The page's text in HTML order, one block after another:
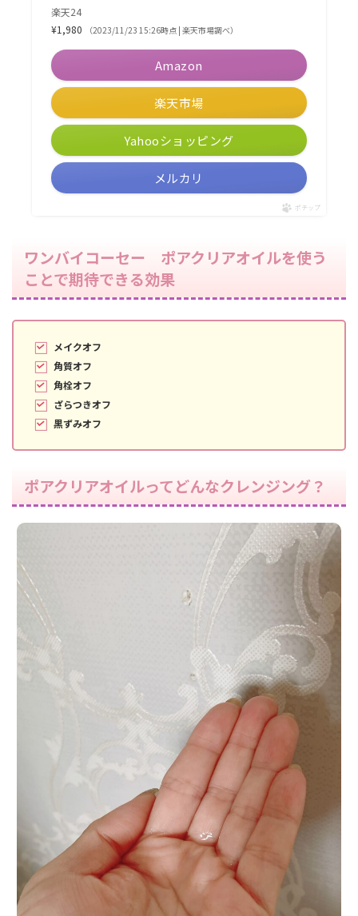
楽天24
¥1,980
（2023/11/23 15:26時点 | 楽天市場調べ）
Amazon
楽天市場
Yahooショッピング
メルカリ
ポチップ
ワンバイコーセー ポアクリアオイルを使う
ことで期待できる効果
メイクオフ
角質オフ
角栓オフ
ざらつきオフ
黒ずみオフ
ポアクリアオイルってどんなクレンジング？